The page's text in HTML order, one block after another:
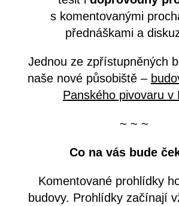
s komentovanými
přednáškami a
Jednou ze zpřístupněných
naše nové působiště –
Panského pivovaru v
~ ~ ~
Co na vás bude
Komentované prohlídky
budovy. Prohlídky začínají